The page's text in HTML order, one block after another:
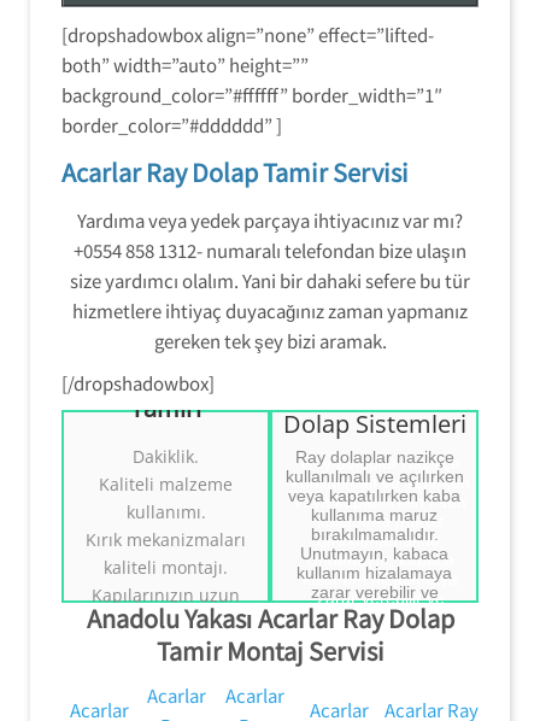
gönderin veya hizmetlerimiz hakkında
daha fazla bilgi edinmek için (554) 858-
1312 numaralı telefondan bizi arayın.
[dropshadowbox align=”none” effect=”lifted-
both” width=”auto” height=””
background_color=”#ffffff” border_width=”1″
border_color=”#dddddd” ]
Acarlar Ray Dolap Tamir Servisi
Yardıma veya yedek parçaya ihtiyacınız var mı?
+0554 858 1312- numaralı telefondan bize ulaşın
size yardımcı olalım. Yani bir dahaki sefere bu tür
hizmetlere ihtiyaç duyacağınız zaman yapmanız
gereken tek şey bizi aramak.
[/dropshadowbox]
Beykoz Ray
Dolap
Mekanizmaları
Tamiri
Dakiklik.
Kaliteli malzeme
kullanımı.
Kırık mekanizmaları
kaliteli montajı.
Kapılarınızın uzun
ömürlü olması için
doğru kullanım
vermek.
Beykoz Ray
Mekanizmaları
Tamiri
Ray Dolap
Sistemleri Tamiri.
Tezcan Usta
0554 858 1312
Dolap Sistemleri
Ray dolaplar nazikçe
kullanılmalı ve açılırken
veya kapatılırken kaba
kullanıma maruz
bırakılmamalıdır.
Unutmayın, kabaca
kullanım hizalamaya
zarar verebilir ve
mekanizmanın pistten
kaymasına neden olabilir.
Beykoz Ray Dolap
Sistemleri Tamiri
Ray Dolap Sistemleri
Tamiri.
((( Tezcan Usta )))
0554 858 1312
Anadolu Yakası Acarlar Ray Dolap
Tamir Montaj Servisi
Acarlar
Acarlar
Acarlar
Acarlar Acarlar Ray